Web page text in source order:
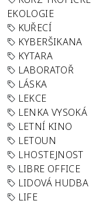
EKOLOGIE
KUŘECÍ
KYBERŠIKANA
KYTARA
LABORATOŘ
LÁSKA
LEKCE
LENKA VYSOKÁ
LETNÍ KINO
LETOUN
LHOSTEJNOST
LIBRE OFFICE
LIDOVÁ HUDBA
LIFE